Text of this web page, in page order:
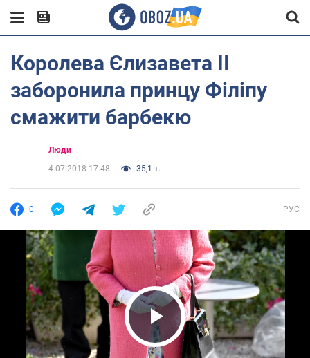
Королева Єлизавета II
заборонила принцу Філіпу
смажити барбекю
Люди
4.07.2018 17:48
35,1 т.
0 РУС
Play Video